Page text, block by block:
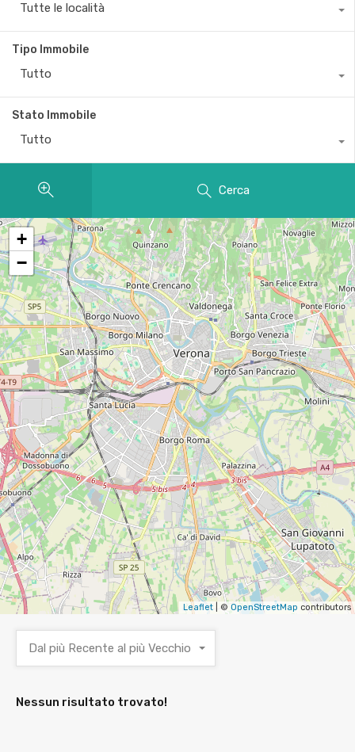
Tutte le località
Tipo Immobile
Tutto
Stato Immobile
Tutto
Cerca
+
−
Leaflet | © OpenStreetMap contributors
Dal più Recente al più Vecchio
Nessun risultato trovato!